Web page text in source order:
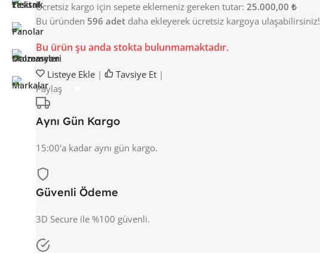
Ücretsiz kargo için sepete eklemeniz gereken tutar: 25.000,00 ₺
Bu üründen 596 adet daha ekleyerek ücretsiz kargoya ulaşabilirsiniz!
Bu ürün şu anda stokta bulunmamaktadır.
Listeye Ekle | Tavsiye Et |
Paylaş
Aynı Gün Kargo
15:00'a kadar aynı gün kargo.
Güvenli Ödeme
3D Secure ile %100 güvenli.